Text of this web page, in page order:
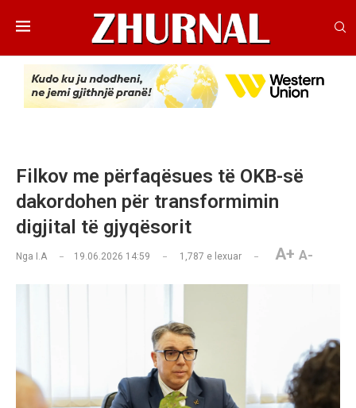
Filkov me përfaqësues të OKB-së
dakordohen për transformimin
digjital të gjyqësorit
Nga I.A 19.06.2026 14:59 1,787 e lexuar A+ A-